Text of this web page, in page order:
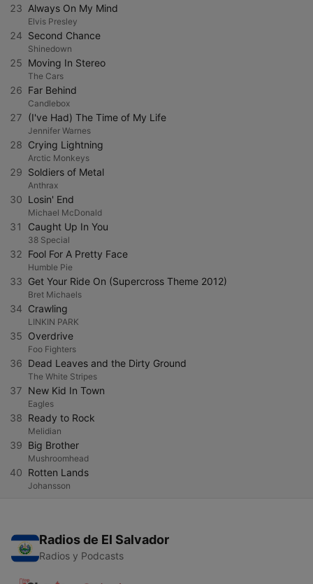
23 Always On My Mind
Elvis Presley
24 Second Chance
Shinedown
25 Moving In Stereo
The Cars
26 Far Behind
Candlebox
27 (I've Had) The Time of My Life
Jennifer Warnes
28 Crying Lightning
Arctic Monkeys
29 Soldiers of Metal
Anthrax
30 Losin' End
Michael McDonald
31 Caught Up In You
38 Special
32 Fool For A Pretty Face
Humble Pie
33 Get Your Ride On (Supercross Theme 2012)
Bret Michaels
34 Crawling
LINKIN PARK
35 Overdrive
Foo Fighters
36 Dead Leaves and the Dirty Ground
The White Stripes
37 New Kid In Town
Eagles
38 Ready to Rock
Melidian
39 Big Brother
Mushroomhead
40 Rotten Lands
Johansson
Radios de El Salvador
Radios y Podcasts